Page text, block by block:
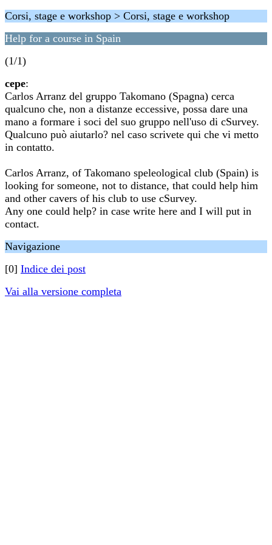
Corsi, stage e workshop > Corsi, stage e workshop
Help for a course in Spain
(1/1)
cepe:
Carlos Arranz del gruppo Takomano (Spagna) cerca
qualcuno che, non a distanze eccessive, possa dare una
mano a formare i soci del suo gruppo nell'uso di cSurvey.
Qualcuno può aiutarlo? nel caso scrivete qui che vi metto
in contatto.
Carlos Arranz, of Takomano speleological club (Spain) is
looking for someone, not to distance, that could help him
and other cavers of his club to use cSurvey.
Any one could help? in case write here and I will put in
contact.
Navigazione
[0] Indice dei post
Vai alla versione completa